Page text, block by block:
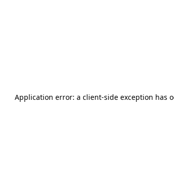
Application error: a client-side exception has